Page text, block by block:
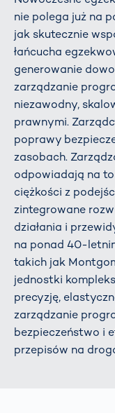
nie polega już na
jak skutecznie
łańcucha
generowanie
zarządzanie
niezawodny,
prawnymi.
poprawy
zasobach.
odpowiadają na
ciężkości z
zintegrowane
działania i
na ponad 40-
takich jak
jednostki
precyzję,
zarządzanie
bezpieczeństwo i
przepisów na